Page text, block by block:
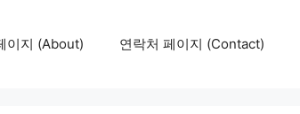
이지 (About) 연락처 페이지 (Contact)